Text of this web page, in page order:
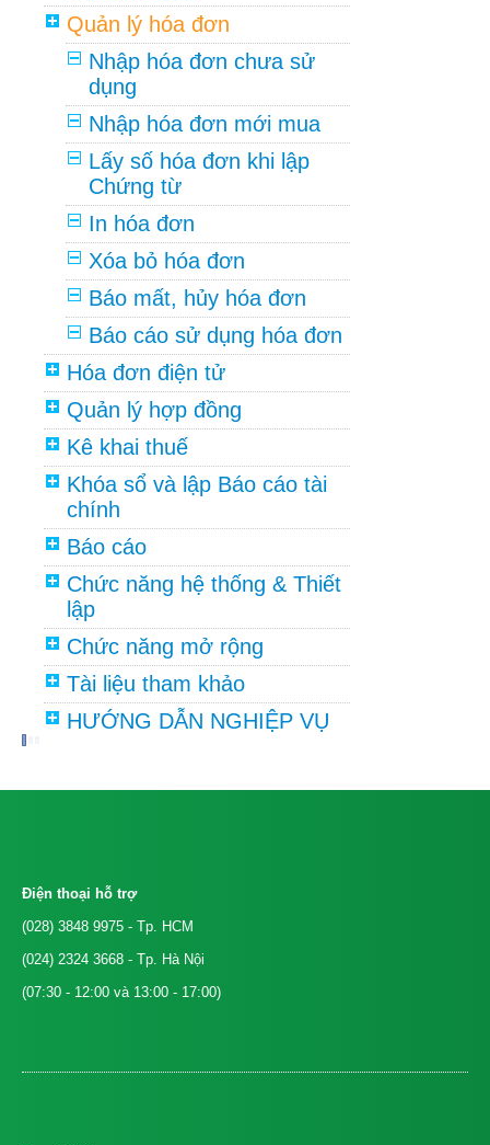
Quản lý hóa đơn
Nhập hóa đơn chưa sử
dụng
Nhập hóa đơn mới mua
Lấy số hóa đơn khi lập
Chứng từ
In hóa đơn
Xóa bỏ hóa đơn
Báo mất, hủy hóa đơn
Báo cáo sử dụng hóa đơn
Hóa đơn điện tử
Quản lý hợp đồng
Kê khai thuế
Khóa sổ và lập Báo cáo tài
chính
Báo cáo
Chức năng hệ thống & Thiết
lập
Chức năng mở rộng
Tài liệu tham khảo
HƯỚNG DẪN NGHIỆP VỤ
Điện thoại hỗ trợ
(028) 3848 9975 - Tp. HCM
(024) 2324 3668 - Tp. Hà Nội
(07:30 - 12:00 và 13:00 - 17:00)